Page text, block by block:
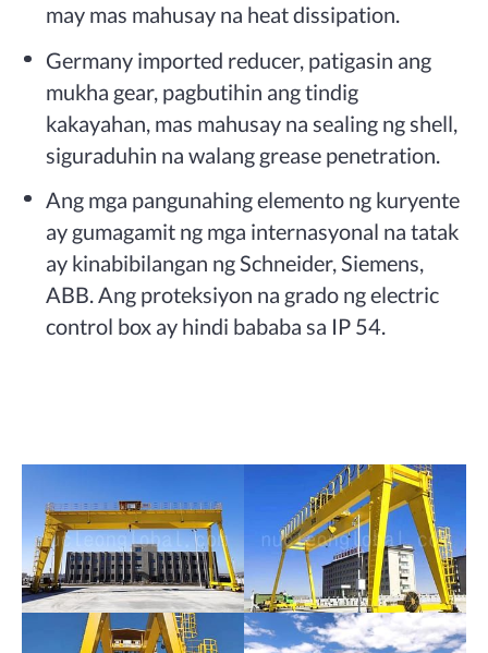
may mas mahusay na heat dissipation.
Germany imported reducer, patigasin ang
mukha gear, pagbutihin ang tindig
kakayahan, mas mahusay na sealing ng shell,
siguraduhin na walang grease penetration.
Ang mga pangunahing elemento ng kuryente
ay gumagamit ng mga internasyonal na tatak
ay kinabibilangan ng Schneider, Siemens,
ABB. Ang proteksiyon na grado ng electric
control box ay hindi bababa sa IP 54.